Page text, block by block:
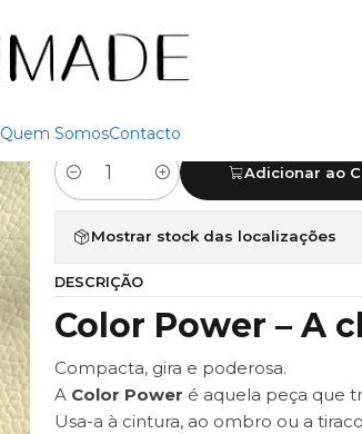
Quem SomosContacto
Clutch Color
Quantidade
Adicionar ao
Mostrar stock das localizações
DESCRIÇÃO
Color Power – A
Compacta, gira e poderosa.
A Color Power é aquela peça que
Usa-a à cintura, ao ombro ou a